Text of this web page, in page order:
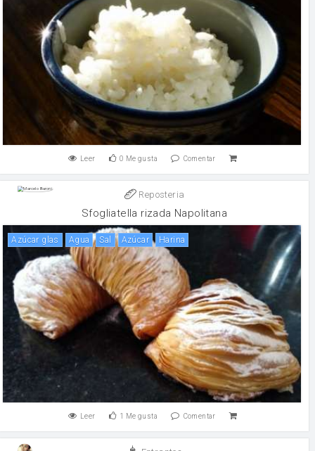
Leer 0 Me gusta Comentar
Reposteria
Sfogliatella rizada Napolitana
azúcar glas agua sal Azúcar harina
Leer 1 Me gusta Comentar